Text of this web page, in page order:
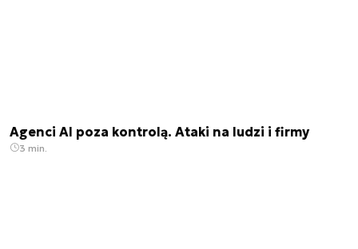
Agenci AI poza kontrolą. Ataki na ludzi i firmy
3 min.